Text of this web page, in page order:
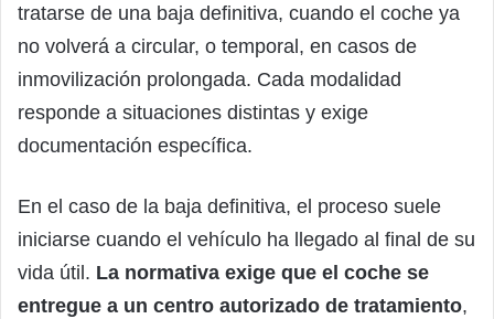
tratarse de una baja definitiva, cuando el coche ya
no volverá a circular, o temporal, en casos de
inmovilización prolongada. Cada modalidad
responde a situaciones distintas y exige
documentación específica.
En el caso de la baja definitiva, el proceso suele
iniciarse cuando el vehículo ha llegado al final de su
vida útil. La normativa exige que el coche se
entregue a un centro autorizado de tratamiento,